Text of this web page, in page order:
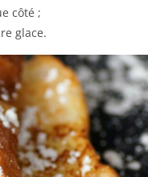
côté ;
glace.